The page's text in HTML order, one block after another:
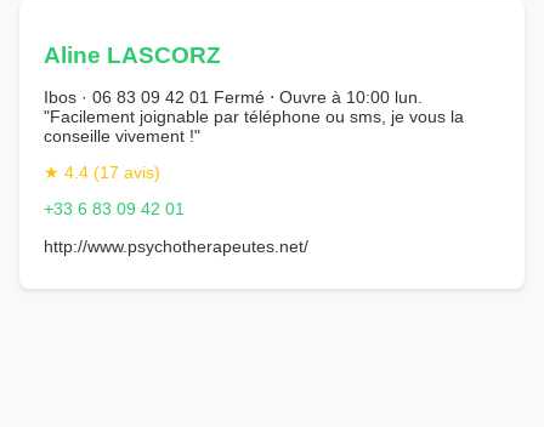
Aline LASCORZ
Ibos · 06 83 09 42 01 Fermé ⋅ Ouvre à 10:00 lun.
"Facilement joignable par téléphone ou sms, je vous la
conseille vivement !"
★ 4.4 (17 avis)
+33 6 83 09 42 01
http://www.psychotherapeutes.net/